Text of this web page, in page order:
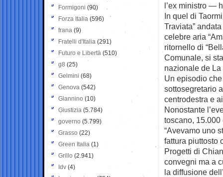
l’ex ministro —
In quel di
Traviata”
celebre aria
ritornello di
Comunale, si
nazionale de La
Un episodio
sottosegretario
centrodestra e
Nonostante
toscano,
“Avevamo uno
fattura piuttosto
Progetti di
convegni ma a
la diffusione
Formigoni (90)
Forza Italia (596)
frana (9)
Fratelli d'Italia (291)
Futuro e Libertà (510)
g8 (25)
Gelmini (68)
Genova (542)
Giannino (10)
Giustizia (5.784)
governo (5.799)
Grasso (22)
Green Italia (1)
Grillo (2.941)
Idv (4)